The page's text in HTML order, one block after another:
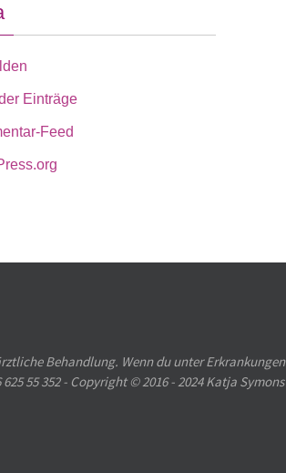
Einträge
Feed
Behandlung. Wenn du unter Erkrankungen
55 352 - Copyright © 2016 - 2024 Katja Symons